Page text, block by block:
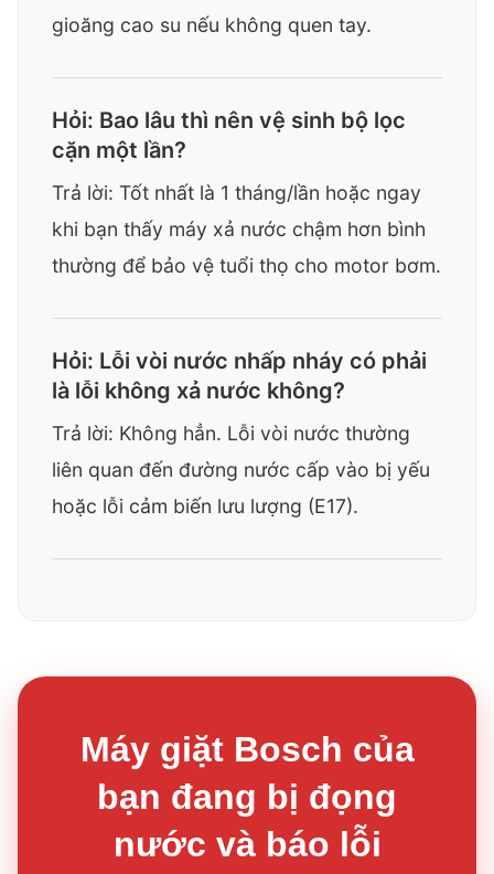
gioăng cao su nếu không quen tay.
Hỏi: Bao lâu thì nên vệ sinh bộ lọc
cặn một lần?
Trả lời: Tốt nhất là 1 tháng/lần hoặc ngay
khi bạn thấy máy xả nước chậm hơn bình
thường để bảo vệ tuổi thọ cho motor bơm.
Hỏi: Lỗi vòi nước nhấp nháy có phải
là lỗi không xả nước không?
Trả lời: Không hẳn. Lỗi vòi nước thường
liên quan đến đường nước cấp vào bị yếu
hoặc lỗi cảm biến lưu lượng (E17).
Máy giặt Bosch của
bạn đang bị đọng
nước và báo lỗi